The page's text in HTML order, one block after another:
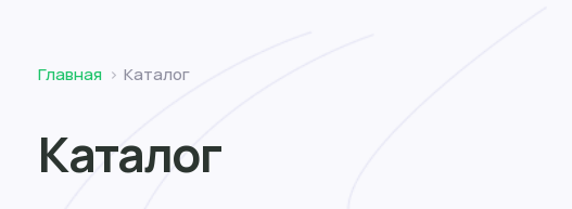
Главная Каталог
Каталог